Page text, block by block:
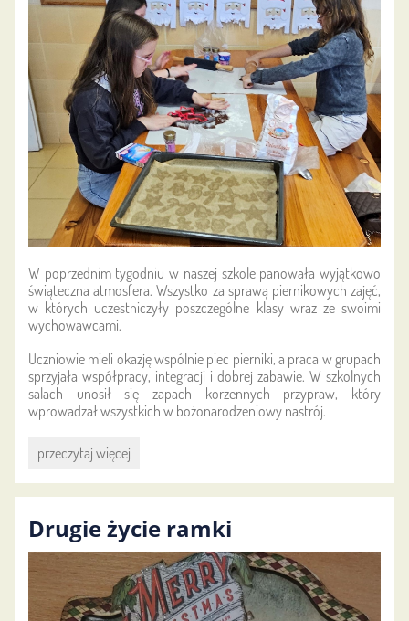
W poprzednim tygodniu w naszej szkole panowała wyjątkowo
świąteczna atmosfera. Wszystko za sprawą piernikowych zajęć,
w których uczestniczyły poszczególne klasy wraz ze swoimi
wychowawcami.
Uczniowie mieli okazję wspólnie piec pierniki, a praca w grupach
sprzyjała współpracy, integracji i dobrej zabawie. W szkolnych
salach unosił się zapach korzennych przypraw, który
wprowadzał wszystkich w bożonarodzeniowy nastrój.
Piernikowy
w
szkole:
przeczytaj więcej
Drugie życie ramki